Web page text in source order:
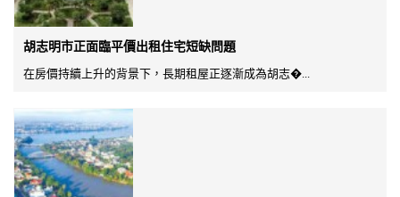
胡志明市正面臨平價出租住宅短缺問題
在房價持續上升的背景下，長期租屋正逐漸成為胡志�...